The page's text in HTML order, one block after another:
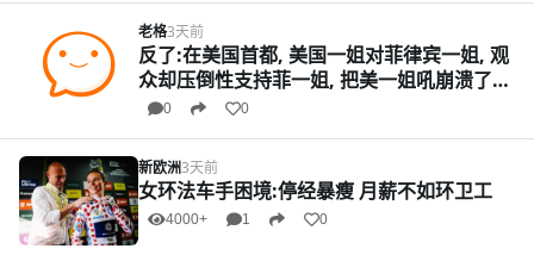
老格3天前
反了:在美国首都, 美国一姐对菲律宾一姐, 观
众却压倒性支持菲一姐, 把美一姐吼崩溃了
0 0
新欧洲3天前
女环法车手困境:停经暴瘦 月薪不如环卫工
4000+ 1 0